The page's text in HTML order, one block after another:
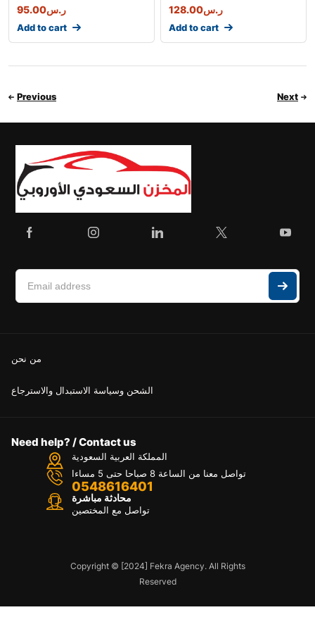
ر.س95.00
Add to cart
ر.س128.00
Add to cart
Previous Next
من نحن
الشحن وسياسة الاستبدال والاسترجاع
Need help? / Contact us
المملكة العربية السعودية
تواصل معنا من الساعة 8 صباحا حتى 5 مساءا
0548616401
محادثة مباشرة
تواصل مع المختصين
Copyright © [2024] Fekra Agency. All Rights
Reserved